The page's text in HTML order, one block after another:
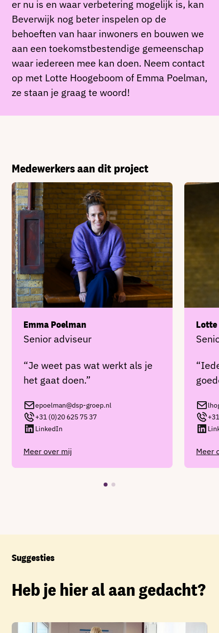
er nu is en waar verbetering mogelijk is, kan
Beverwijk nog beter inspelen op de
behoeften van haar inwoners en bouwen we
aan een toekomstbestendige gemeenschap
waar iedereen mee kan doen. Neem contact
op met Lotte Hoogeboom of Emma Poelman,
ze staan je graag te woord!
Medewerkers aan dit project
Emma Poelman
Senior adviseur
“Je weet pas wat werkt als je
het gaat doen.”
epoelman@dsp-groep.nl
+31 (0)20 625 75 37
LinkedIn
Meer over mij
Lotte
Meer
Suggesties
Heb je hier al aan gedacht?